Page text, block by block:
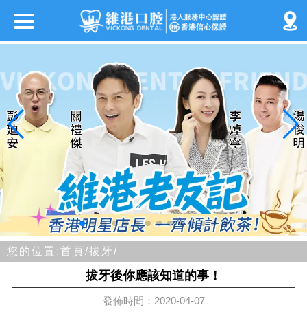
您的位置:首頁/拔牙/
拔牙後你應該知道的事！
發佈時間：2020-04-07